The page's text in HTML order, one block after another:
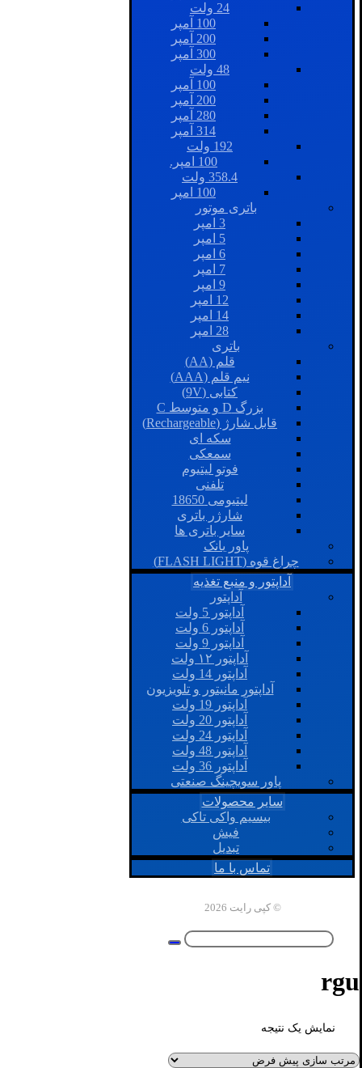
24 ولت
100 آمپر
200 آمپر
300 آمپر
48 ولت
100 آمپر
200 آمپر
280 آمپر
314 آمپر
192 ولت
100 امپر.
358.4 ولت
100 امپر
باتری موتور
3 امپر
5 امپر
6 امپر
7 امپر
9 امپر
12 امپر
14 امپر
28 امپر
باتری
قلم (AA)
نیم قلم (AAA)
کتابی (9V)
بزرگ D و متوسط C
قابل شارژ (Rechargeable)
سکه ای
سمعکی
فوتو لیتیوم
تلفنی
لیتیومی 18650
شارژر باتری
سایر باتری ها
پاور بانک
چراغ قوه (FLASH LIGHT)
آداپتور و منبع تغذیه
آداپتور
آداپتور 5 ولت
آداپتور 6 ولت
آداپتور 9 ولت
آداپتور ۱۲ ولت
آداپتور 14 ولت
آداپتور مانیتور و تلویزیون
آداپتور 19 ولت
آداپتور 20 ولت
آداپتور 24 ولت
آداپتور 48 ولت
آداپتور 36 ولت
پاور سویچینگ صنعتی
سایر محصولات
بیسیم واکی تاکی
فیش
تبدیل
تماس با ما
© کپی رایت 2026
rgu
نمایش یک نتیجه